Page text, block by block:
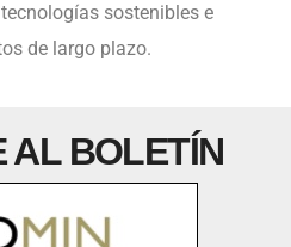
sostenibles e
de largo plazo.
AL BOLETÍN